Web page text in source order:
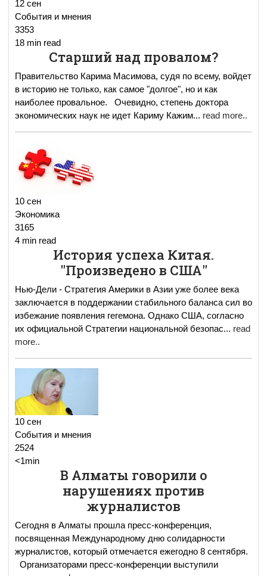
12 сен
События и мнения
3353
18 min read
Старший над провалом?
Правительство Карима Масимова, судя по всему, войдет
в историю не только, как самое "долгое", но и как
наиболее провальное. Очевидно, степень доктора
экономических наук не идет Кариму Кажим... read more..
10 сен
Экономика
3165
4 min read
История успеха Китая.
"Произведено в США"
Нью-Дели - Стратегия Америки в Азии уже более века
заключается в поддержании стабильного баланса сил во
избежание появления гегемона. Однако США, согласно
их официальной Стратегии национальной безопас... read
more..
10 сен
События и мнения
2524
<1min
В Алматы говорили о
нарушениях против
журналистов
Сегодня в Алматы прошла пресс-конференция,
посвященная Международному дню солидарности
журналистов, который отмечается ежегодно 8 сентября.
Организаторами пресс-конференции выступили